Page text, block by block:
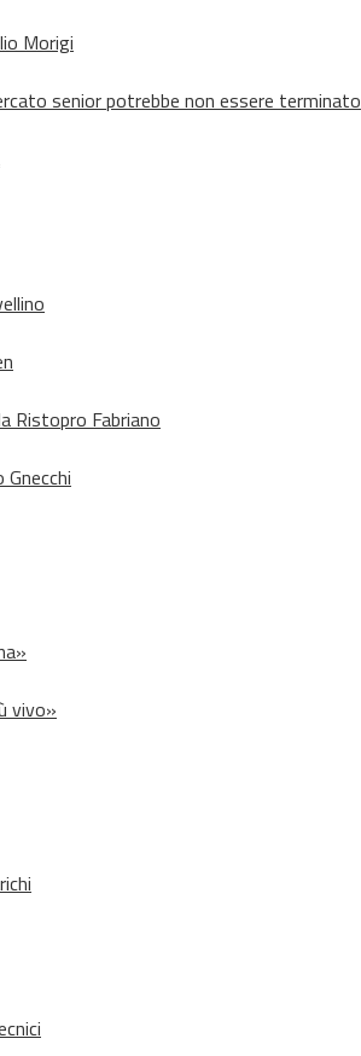
Morigi
senior potrebbe non essere terminato
Ristopro Fabriano
vivo»